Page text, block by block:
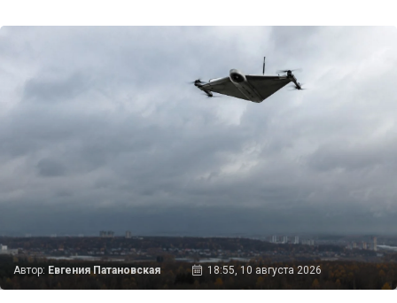
Автор: Евгения Патановская 18:55, 10 августа 2026